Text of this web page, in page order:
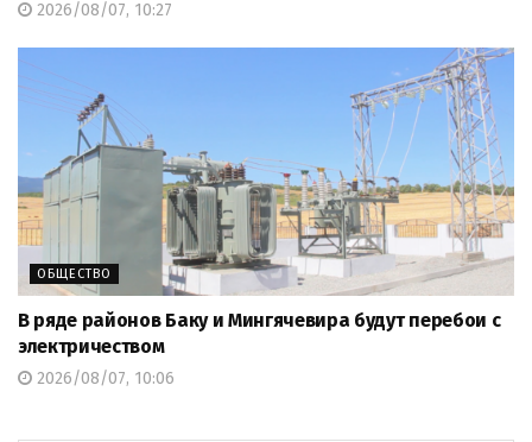
2026/08/07, 10:27
ОБЩЕСТВО
В ряде районов Баку и Мингячевира будут перебои с
электричеством
2026/08/07, 10:06